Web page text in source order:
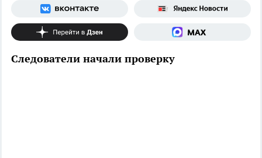
Следователи начали проверку